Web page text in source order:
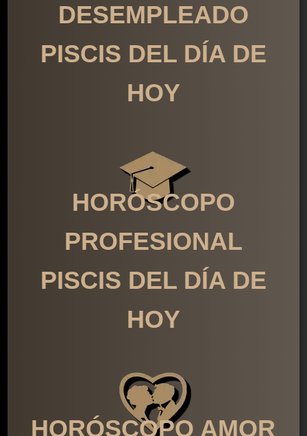
DESEMPLEADO
PISCIS DEL DÍA DE
HOY
HORÓSCOPO
PROFESIONAL
PISCIS DEL DÍA DE
HOY
HORÓSCOPO AMOR